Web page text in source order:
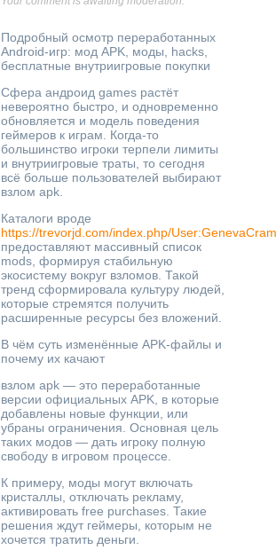
Подробный осмотр переработанных
Android-игр: мод APK, моды, hacks,
бесплатные внутриигровые покупки
Сфера андроид games растёт
невероятно быстро, и одновременно
обновляется и модель поведения
геймеров к играм. Когда-то
большинство игроки терпели лимиты
и внутриигровые траты, то сегодня
всё больше пользователей выбирают
взлом apk.
Каталоги вроде
https://trevorjd.com/index.php/
предоставляют массивный список
mods, формируя стабильную
экосистему вокруг взломов. Такой
тренд сформировала культуру людей,
которые стремятся получить
расширенные ресурсы без вложений.
В чём суть изменённые APK-файлы и
почему их качают
взлом apk — это переработанные
версии официальных APK, в которые
добавлены новые функции, или
убраны ограничения. Основная цель
таких модов — дать игроку полную
свободу в игровом процессе.
К примеру, моды могут включать
кристаллы, отключать рекламу,
активировать free purchases. Такие
решения ждут геймеры, которым не
хочется тратить деньги.